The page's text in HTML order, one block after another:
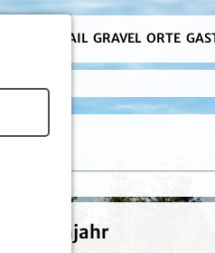
DEVILS TRAIL GRAVEL ORTE
im Frühjahr